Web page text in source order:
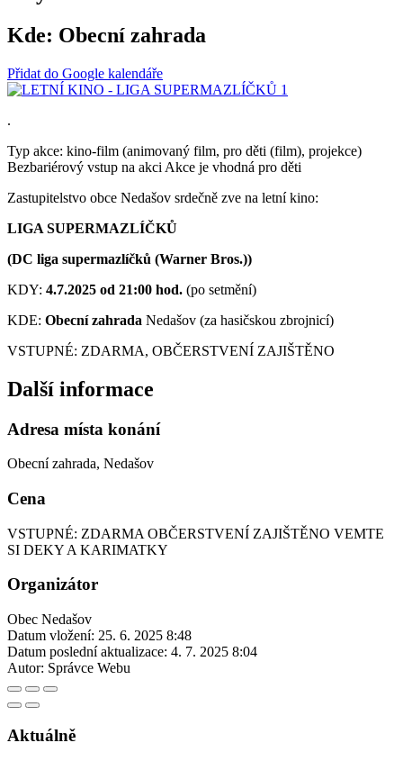
Kde: Obecní zahrada
Přidat do Google kalendáře
.
Typ akce: kino-film (animovaný film, pro děti (film), projekce)
Bezbariérový vstup na akci Akce je vhodná pro děti
Zastupitelstvo obce Nedašov srdečně zve na letní kino:
LIGA SUPERMAZLÍČKŮ
(DC liga supermazlíčků (Warner Bros.))
KDY: 4.7.2025 od 21:00 hod. (po setmění)
KDE: Obecní zahrada Nedašov (za hasičskou zbrojnicí)
VSTUPNÉ: ZDARMA, OBČERSTVENÍ ZAJIŠTĚNO
Další informace
Adresa místa konání
Obecní zahrada, Nedašov
Cena
VSTUPNÉ: ZDARMA OBČERSTVENÍ ZAJIŠTĚNO VEMTE
SI DEKY A KARIMATKY
Organizátor
Obec Nedašov
Datum vložení: 25. 6. 2025 8:48
Datum poslední aktualizace: 4. 7. 2025 8:04
Autor: Správce Webu
Aktuálně